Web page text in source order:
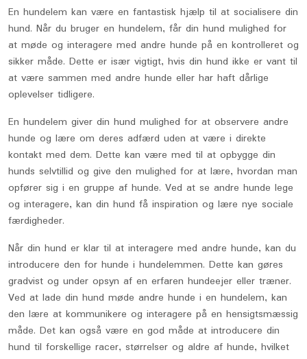
En hundelem kan være en fantastisk hjælp til at socialisere din
hund. Når du bruger en hundelem, får din hund mulighed for
at møde og interagere med andre hunde på en kontrolleret og
sikker måde. Dette er især vigtigt, hvis din hund ikke er vant til
at være sammen med andre hunde eller har haft dårlige
oplevelser tidligere.
En hundelem giver din hund mulighed for at observere andre
hunde og lære om deres adfærd uden at være i direkte
kontakt med dem. Dette kan være med til at opbygge din
hunds selvtillid og give den mulighed for at lære, hvordan man
opfører sig i en gruppe af hunde. Ved at se andre hunde lege
og interagere, kan din hund få inspiration og lære nye sociale
færdigheder.
Når din hund er klar til at interagere med andre hunde, kan du
introducere den for hunde i hundelemmen. Dette kan gøres
gradvist og under opsyn af en erfaren hundeejer eller træner.
Ved at lade din hund møde andre hunde i en hundelem, kan
den lære at kommunikere og interagere på en hensigtsmæssig
måde. Det kan også være en god måde at introducere din
hund til forskellige racer, størrelser og aldre af hunde, hvilket